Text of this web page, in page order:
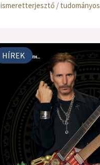
ismeretterjesztő / tudományos
HÍREK